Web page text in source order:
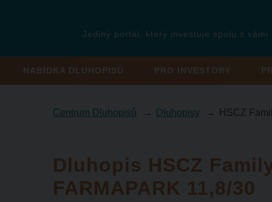
Jediný portál, který investuje spolu s vámi
NABÍDKA DLUHOPISŮ PRO INVESTORY
Centrum Dluhopisů Dluhopisy HSCZ
Dluhopis HSCZ
FARMAPARK 11,8/30